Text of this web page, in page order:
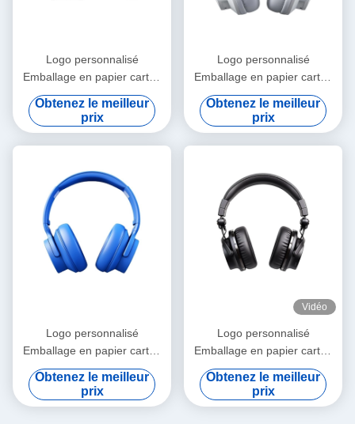
Logo personnalisé
Emballage en papier carton
pliable en or blanc / noir /
rose Luxe boîte cadeau
magnétique avec fermeture
à ruban
Obtenez le meilleur
prix
Logo personnalisé
Emballage en papier carton
pliable en or blanc / noir /
rose Luxe boîte cadeau
magnétique avec fermeture
à ruban
Obtenez le meilleur
prix
Logo personnalisé
Emballage en papier carton
pliable en or blanc / noir /
rose Luxe boîte cadeau
magnétique avec fermeture
Obtenez le meilleur
prix
Vidéo
Logo personnalisé
Emballage en papier carton
pliable en or blanc / noir /
rose Luxe boîte cadeau
magnétique avec fermeture
Obtenez le meilleur
prix